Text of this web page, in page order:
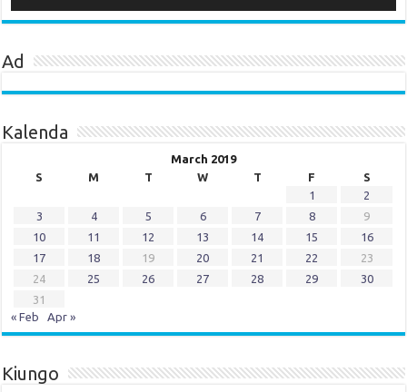
Ad
Kalenda
March 2019
S
M T W T F
S
1
2
3
4 5 6 7 8
9
10
11 12 13 14 15
16
17
18 19 20 21 22
23
24
25 26 27 28 29
30
31
« Feb
Apr »
Kiungo